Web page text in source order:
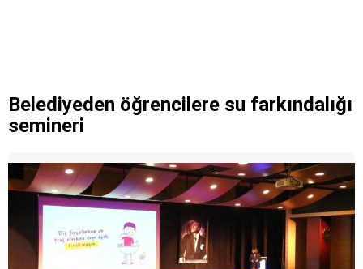
Trabzonspor için bir kurtarıcı mı?
Belediyeden öğrencilere su farkındalığı
semineri